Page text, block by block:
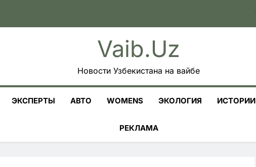
Vaib.uz
Новости Узбекистана на вайбе
ЭКСПЕРТЫ АВТО WOMENS ЭКОЛОГИЯ ИСТОРИИ
РЕКЛАМА